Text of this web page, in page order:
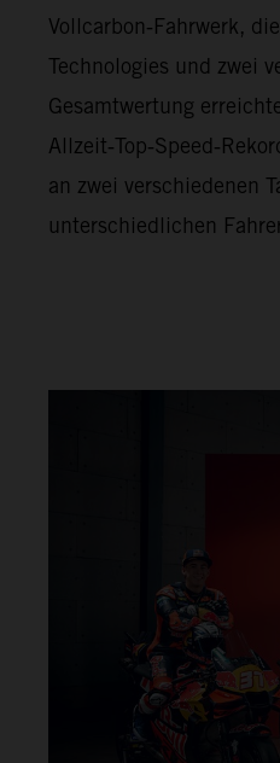
Vollcarbon‑Fahrwerk,
Technologies und zwei
Gesamtwertung
an zwei verschiedenen
unterschiedlichen